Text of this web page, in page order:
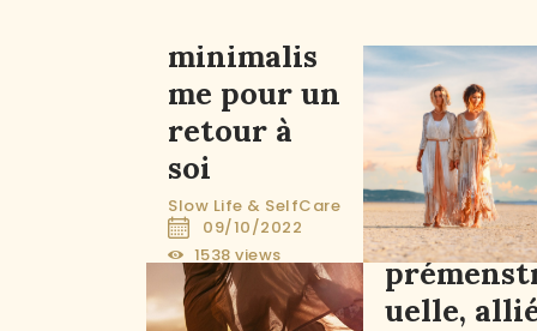
minimalis
me pour un
retour à
soi
Slow Life & SelfCare
09/10/2022
1538 views
0 comment
Ta phase
uelle,